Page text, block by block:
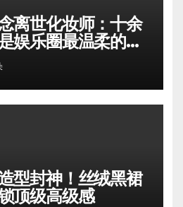
离世化妆师：十余
娱乐圈最温柔的双
型封神！丝绒黑裙
顶级高级感